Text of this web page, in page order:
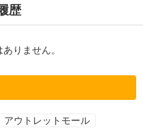
歴
りません。
アウトレットモール